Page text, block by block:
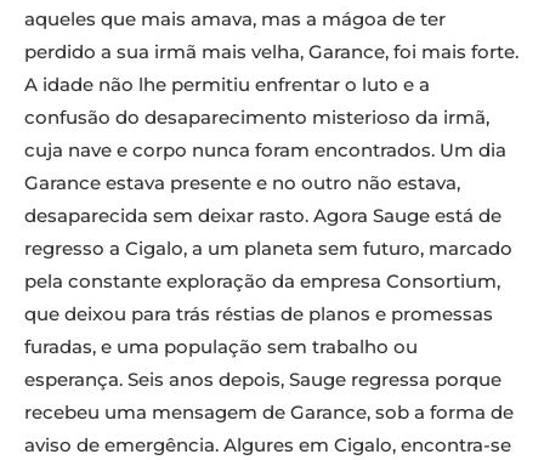
aqueles que mais amava, mas a mágoa de ter
perdido a sua irmã mais velha, Garance, foi mais forte.
A idade não lhe permitiu enfrentar o luto e a
confusão do desaparecimento misterioso da irmã,
cuja nave e corpo nunca foram encontrados. Um dia
Garance estava presente e no outro não estava,
desaparecida sem deixar rasto. Agora Sauge está de
regresso a Cigalo, a um planeta sem futuro, marcado
pela constante exploração da empresa Consortium,
que deixou para trás réstias de planos e promessas
furadas, e uma população sem trabalho ou
esperança. Seis anos depois, Sauge regressa porque
recebeu uma mensagem de Garance, sob a forma de
aviso de emergência. Algures em Cigalo, encontra-se